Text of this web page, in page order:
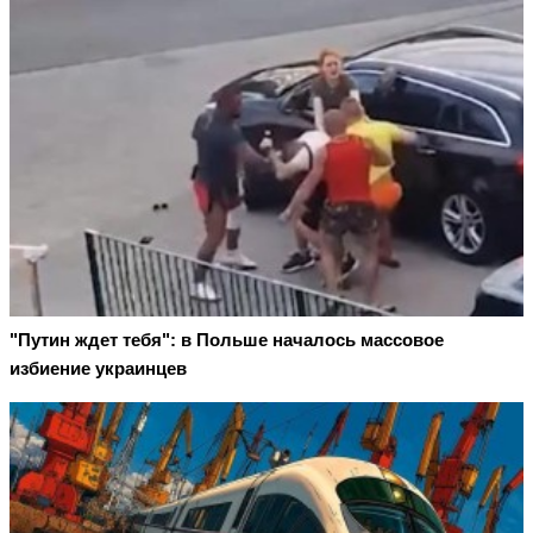
"Путин ждет тебя": в Польше началось массовое
избиение украинцев